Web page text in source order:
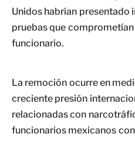
Unidos habrían presentado
pruebas que
funcionario.
La remoción ocurre en
creciente presión
relacionadas con
funcionarios mexicanos